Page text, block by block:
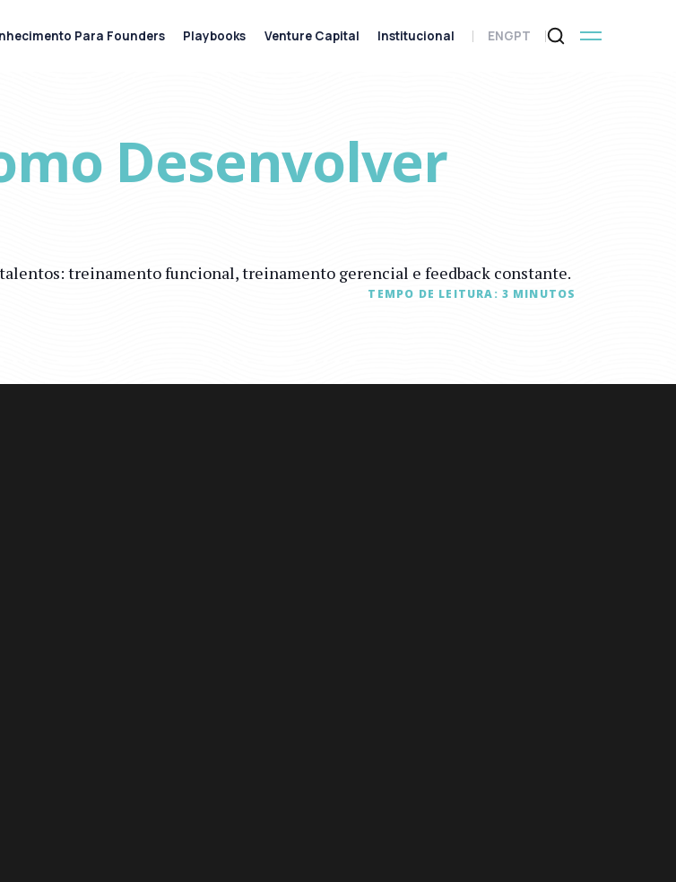
Desenvolver
treinamento funcional, treinamento gerencial e feedback constante.
TEMPO DE LEITURA: 3 MINUTOS
Para Founders Playbooks Venture Capital Institucional ENGPT